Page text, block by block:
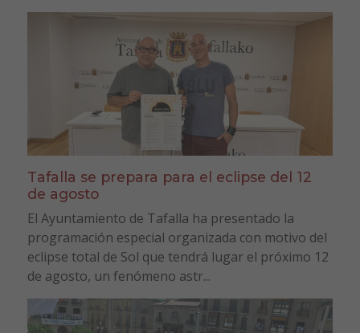
Tafalla se prepara para el eclipse del 12
de agosto
El Ayuntamiento de Tafalla ha presentado la
programación especial organizada con motivo del
eclipse total de Sol que tendrá lugar el próximo 12
de agosto, un fenómeno astr...